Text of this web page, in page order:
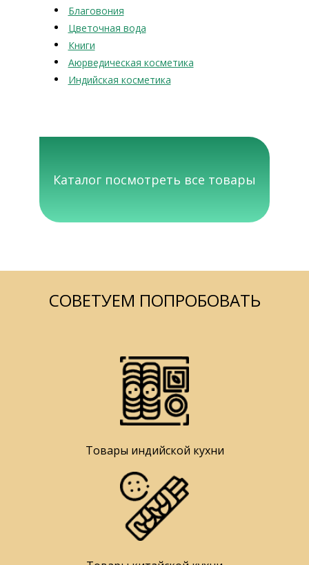
Благовония
Цветочная вода
Книги
Аюрведическая косметика
Индийская косметика
Каталог посмотреть все товары
СОВЕТУЕМ ПОПРОБОВАТЬ
Товары индийской кухни